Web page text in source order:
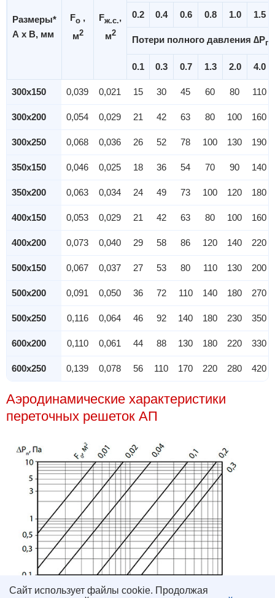
Размеры*
А х В, мм
Fo ,
м2
Fж.с.,
м2
0.2 0.4 0.6 0.8 1.0 1.5
Потери полного давления ∆P
0.1 0.3 0.7 1.3 2.0 4.0
300x150 0,039 0,021 15 30 45 60 80 110
300x200 0,054 0,029 21 42 63 80 100 160
300x250 0,068 0,036 26 52 78 100 130 190
350x150 0,046 0,025 18 36 54 70 90 140
350x200 0,063 0,034 24 49 73 100 120 180
400x150 0,053 0,029 21 42 63 80 100 160
400x200 0,073 0,040 29 58 86 120 140 220
500x150 0,067 0,037 27 53 80 110 130 200
500x200 0,091 0,050 36 72 110 140 180 270
500x250 0,116 0,064 46 92 140 180 230 350
600x200 0,110 0,061 44 88 130 180 220 330
600x250 0,139 0,078 56 110 170 220 280 420
Аэродинамические характеристики
переточных решеток АП
Сайт использует файлы cookie. Продолжая